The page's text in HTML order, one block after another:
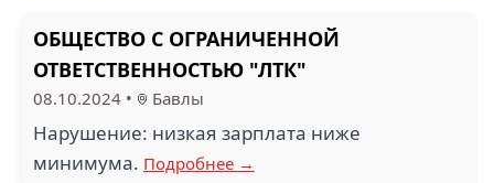
ОБЩЕСТВО С ОГРАНИЧЕННОЙ
ОТВЕТСТВЕННОСТЬЮ "ЛТК"
08.10.2024 • Бавлы
Нарушение: низкая зарплата ниже
минимума. Подробнее →